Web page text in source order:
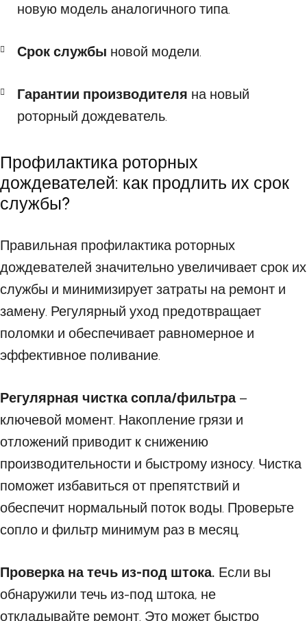
новую модель аналогичного типа.
Срок службы новой модели.
Гарантии производителя на новый
роторный дождеватель.
Профилактика роторных
дождевателей: как продлить их срок
службы?
Правильная профилактика роторных
дождевателей значительно увеличивает срок их
службы и минимизирует затраты на ремонт и
замену. Регулярный уход предотвращает
поломки и обеспечивает равномерное и
эффективное поливание.
Регулярная чистка сопла/фильтра–
ключевой момент. Накопление грязи и
отложений приводит к снижению
производительности и быстрому износу. Чистка
поможет избавиться от препятствий и
обеспечит нормальный поток воды. Проверьте
сопло и фильтр минимум раз в месяц.
Проверка на течь из-под штока. Если вы
обнаружили течь из-под штока, не
откладывайте ремонт. Это может быстро